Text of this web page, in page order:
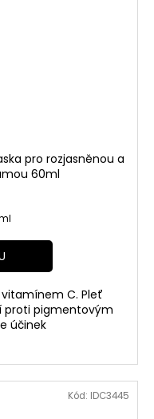
pro rozjasněnou a
60ml
C. Pleť
proti pigmentovým
účinek
Kód: IDC3445